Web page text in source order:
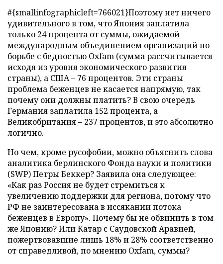
#{smallinfographicleft=766021}Поэтому нет ничего
удивительного в том, что Япония заплатила
только 24 процента от суммы, ожидаемой
международным объединением организаций по
борьбе с бедностью Oxfam (сумма рассчитывается
исходя из уровня экономического развития
страны), а США – 76 процентов. Эти страны
проблема беженцев не касается напрямую, так
почему они должны платить? В свою очередь
Германия заплатила 152 процента, а
Великобритания – 237 процентов, и это абсолютно
логично.
Но чем, кроме русофобии, можно объяснить слова
аналитика берлинского Фонда науки и политики
(SWP) Петры Беккер? Заявила она следующее:
«Как раз Россия не будет стремиться к
увеличению поддержки для региона, потому что
РФ не заинтересована в иссякании потока
беженцев в Европу». Почему бы не обвинить в том
же Японию? Или Катар с Саудовской Аравией,
пожертвовавшие лишь 18% и 28% соответственно
от справедливой, по мнению Oxfam, суммы?